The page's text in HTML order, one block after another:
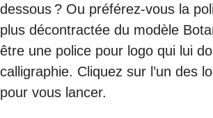
dessous ? Ou préférez-vous la
plus décontractée du modèle
être une police pour logo qui lui
calligraphie. Cliquez sur l’un des
pour vous lancer.